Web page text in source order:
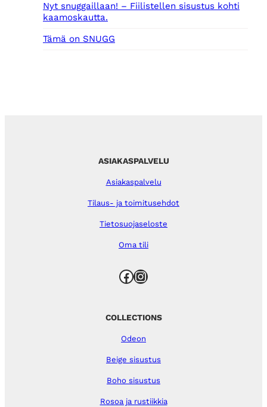
Nyt snuggaillaan! – Fiilistellen sisustus kohti
kaamoskautta.
Tämä on SNUGG
ASIAKASPALVELU
Asiakaspalvelu
Tilaus- ja toimitusehdot
Tietosuojaseloste
Oma tili
Facebook Instagram
COLLECTIONS
Odeon
Beige sisustus
Boho sisustus
Rosoa ja rustiikkia